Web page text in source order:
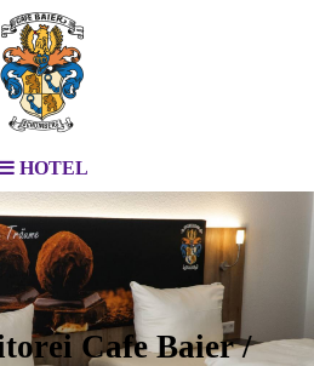
HOTEL
Cafe Baier /